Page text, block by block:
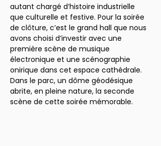
autant chargé d’histoire industrielle
que culturelle et festive. Pour la soirée
de clôture, c’est le grand hall que nous
avons choisi d’investir avec une
première scène de musique
électronique et une scénographie
onirique dans cet espace cathédrale.
Dans le parc, un dôme géodésique
abrite, en pleine nature, la seconde
scène de cette soirée mémorable.